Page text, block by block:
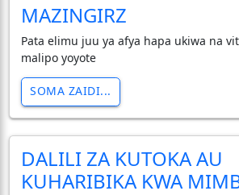
MAZINGIRZ
Pata elimu juu ya afya hapa ukiwa na
malipo yoyote
SOMA ZAIDI...
DALILI ZA KUTOKA AU
KUHARIBIKA KWA